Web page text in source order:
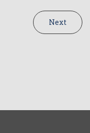
Next